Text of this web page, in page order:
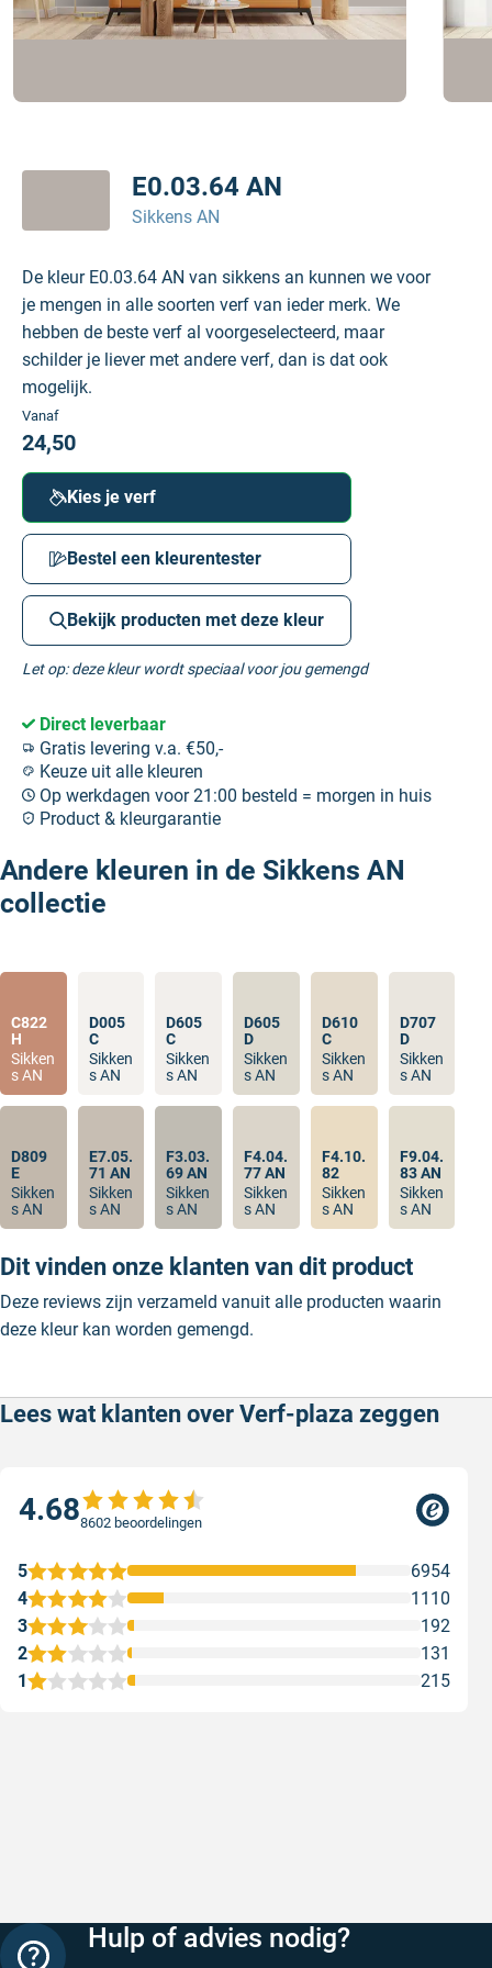
E0.03.64 AN
Sikkens AN
De kleur E0.03.64 AN van sikkens an kunnen we voor
je mengen in alle soorten verf van ieder merk. We
hebben de beste verf al voorgeselecteerd, maar
schilder je liever met andere verf, dan is dat ook
mogelijk.
Vanaf
24,50
Kies je verf
Bestel een kleurentester
Bekijk producten met deze kleur
Let op: deze kleur wordt speciaal voor jou gemengd
Direct leverbaar
Gratis levering v.a. €50,-
Keuze uit alle kleuren
Op werkdagen voor 21:00 besteld = morgen in huis
Product & kleurgarantie
Andere kleuren in de Sikkens AN
collectie
C822
H
Sikken
s AN
D005
C
Sikken
s AN
D605
C
Sikken
s AN
D605
D
Sikken
s AN
D610
C
Sikken
s AN
D707
D
Sikken
s AN
D809
E
Sikken
s AN
E7.05.
71 AN
Sikken
s AN
F3.03.
69 AN
Sikken
s AN
F4.04.
77 AN
Sikken
s AN
F4.10.
82
Sikken
s AN
F9.04.
83 AN
Sikken
s AN
Dit vinden onze klanten van dit product
Deze reviews zijn verzameld vanuit alle producten waarin
deze kleur kan worden gemengd.
Lees wat klanten over Verf-plaza zeggen
4.688602 beoordelingen
1 215
2 131
3 192
4 1110
5 6954
Hulp of advies nodig?